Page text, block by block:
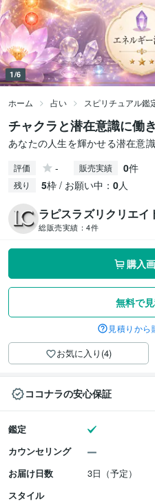
1/6
ホーム 占い スピリチュアル鑑
チャクラと潜在意識に働
あなたの人生を輝かせる潜在意
評価 - 販売実績 0件
残り 5枠 / お願い中： 0人
ラピスラズリクリエイ
総販売実績： 4件
購入
無料で
見積りから
お気に入り(4)
ココナラの安心保証
鑑定
カウンセリング
お届け日数
3日（予定）
スタイル